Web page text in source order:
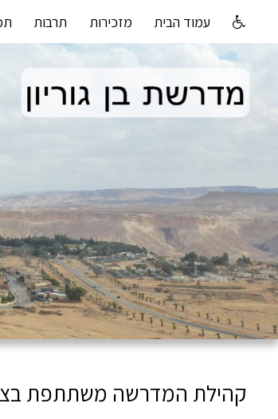
עמוד הבית מזכירות תרבות
קהילת המדרשה משתתפת